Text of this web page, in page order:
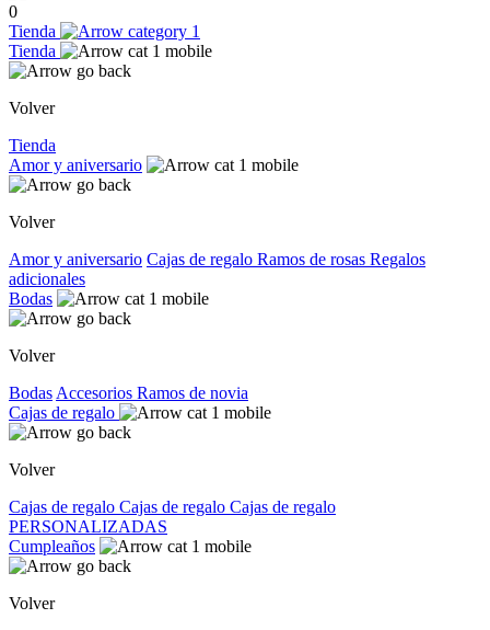
0
Tienda
Tienda
Volver
Tienda
Amor y aniversario
Volver
Amor y aniversario Cajas de regalo Ramos de rosas Regalos
adicionales
Bodas
Volver
Bodas Accesorios Ramos de novia
Cajas de regalo
Volver
Cajas de regalo Cajas de regalo Cajas de regalo
PERSONALIZADAS
Cumpleaños
Volver